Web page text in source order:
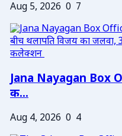
Aug 5, 2026 0 7
Jana Nayagan Box
क...
Aug 4, 2026 0 4